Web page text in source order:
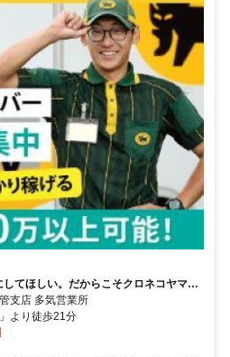
てほしい。だからこそクロネコヤマト
支店 多気営業所
より徒歩21分